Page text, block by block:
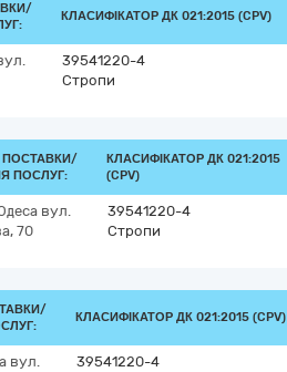
КЛАСИФІКАТОР ДК 021:2015 (CPV)
39541220-4
Стропи
ПОСТАВКИ/
ПОСЛУГ:
КЛАСИФІКАТОР ДК 021:2015
(CPV)
вул.
70
39541220-4
Стропи
КЛАСИФІКАТОР ДК 021:2015 (CPV)
вул.
39541220-4